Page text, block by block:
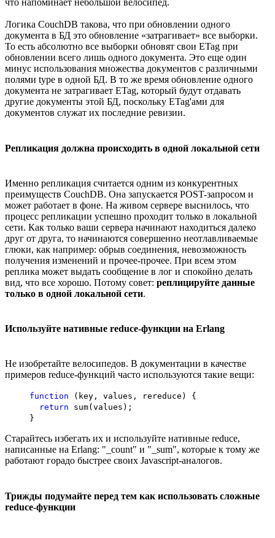
что напоминает небольшой велосипед.
Логика CouchDB такова, что при обновлении одного
документа в БД это обновление «затрагивает» все выборки.
То есть абсолютно все выборки обновят свои ETag при
обновлении всего лишь одного документа. Это еще один
минус использования множества документов с различными
полями type в одной БД. В то же время обновление одного
документа не затрагивает ETag, который будут отдавать
другие документы этой БД, поскольку ETag'ами для
документов служат их последние ревизии.
Репликация должна происходить в одной локальной сети
Именно репликация считается одним из конкурентных
преимуществ CouchDB. Она запускается POST-запросом и
может работает в фоне. На живом сервере выснилось, что
процесс репликации успешно проходит только в локальной
сети. Как только ваши сервера начинают находиться далеко
друг от друга, то начинаются совершенно неотлавливаемые
глюки, как например: обрыв соединения, невозможность
получения изменений и прочее-прочее. При всем этом
реплика может выдать сообщение в лог и спокойно делать
вид, что все хорошо. Потому совет: реплицируйте данные
только в одной локальной сети.
Используйте нативные reduce-функции на Erlang
Не изобретайте велосипедов. В документации в качестве
примеров reduce-функций часто используются такие вещи:
function (key, values, rereduce) {
return sum(values);
}
Старайтесь избегать их и используйте нативные reduce,
написанные на Erlang: "_count" и "_sum", которые к тому же
работают горадо быстрее своих Javascript-аналогов.
Трижды подумайте перед тем как использовать сложные
reduce-функции